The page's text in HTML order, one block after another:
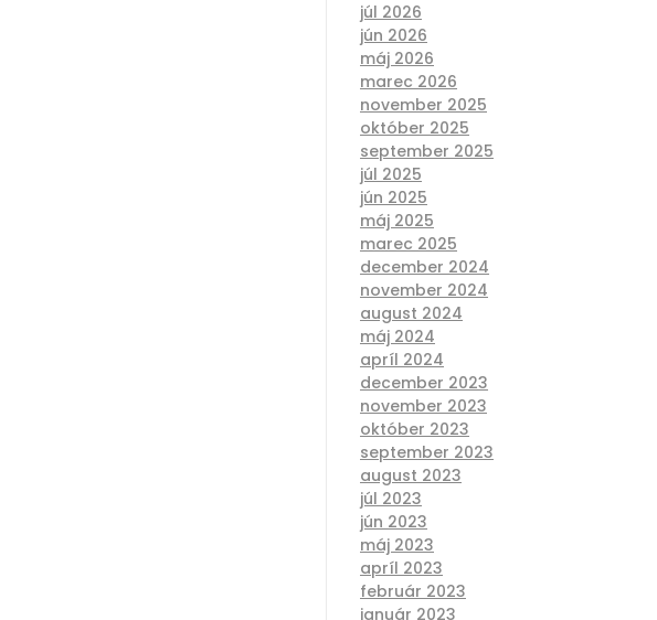
júl 2026
jún 2026
máj 2026
marec 2026
november 2025
október 2025
september 2025
júl 2025
jún 2025
máj 2025
marec 2025
december 2024
november 2024
august 2024
máj 2024
apríl 2024
december 2023
november 2023
október 2023
september 2023
august 2023
júl 2023
jún 2023
máj 2023
apríl 2023
február 2023
január 2023